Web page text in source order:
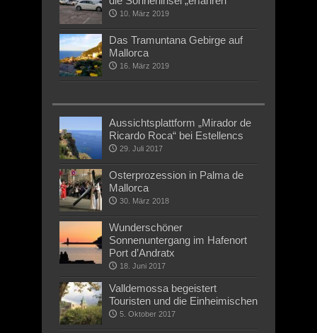
10. März 2019
Das Tramuntana Gebirge auf
Mallorca
16. März 2019
Aussichtsplattform „Mirador de
Ricardo Roca“ bei Estellencs
29. Juli 2017
Osterprozession in Palma de
Mallorca
30. März 2018
Wunderschöner
Sonnenuntergang im Hafenort
Port d’Andratx
18. Juni 2017
Valldemossa begeistert
Touristen und die Einheimischen
5. Oktober 2017